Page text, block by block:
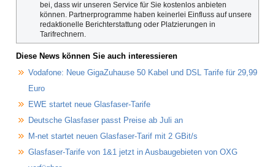
bei, dass wir unseren Service für Sie kostenlos anbieten
können. Partnerprogramme haben keinerlei Einfluss auf unsere
redaktionelle Berichterstattung oder Platzierungen in
Tarifrechnern.
Diese News können Sie auch interessieren
Vodafone: Neue GigaZuhause 50 Kabel und DSL Tarife für 29,99
Euro
EWE startet neue Glasfaser-Tarife
Deutsche Glasfaser passt Preise ab Juli an
M-net startet neuen Glasfaser-Tarif mit 2 GBit/s
Glasfaser-Tarife von 1&1 jetzt in Ausbaugebieten von OXG